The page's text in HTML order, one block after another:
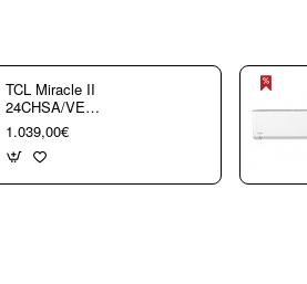
TCL Miracle II
24CHSA/VE
Κλιματιστικό
Τοίχου 24000 btu/h
με WiFi A++/A+++
1.039,00€